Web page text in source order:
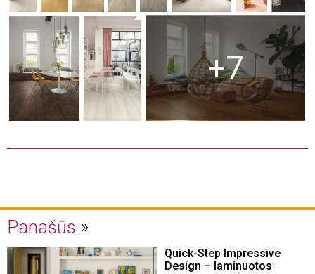
+7
Panašūs
Quick-Step Impressive
Design – laminuotos